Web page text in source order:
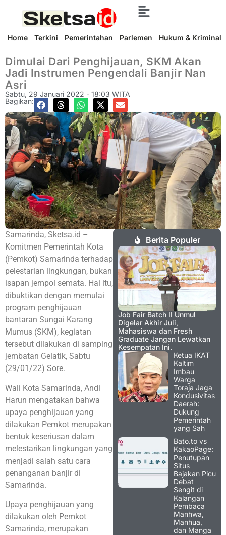
Home Terkini Pemerintahan Parlemen Hukum & Kriminal
Dimulai Dari Penghijauan, SKM Akan
Jadi Instrumen Pengendali Banjir Nan
Asri
Sabtu, 29 Januari 2022 - 18:03 WITA
Bagikan:
Samarinda, Sketsa.id –
Komitmen Pemerintah Kota
(Pemkot) Samarinda terhadap
pelestarian lingkungan, bukan
isapan jempol semata. Hal itu,
dibuktikan dengan memulai
program penghijauan
bantaran Sungai Karang
Mumus (SKM), kegiatan
tersebut dilakukan di samping
jembatan Gelatik, Sabtu
(29/01/22) Sore.
Wali Kota Samarinda, Andi
Harun mengatakan bahwa
upaya penghijauan yang
dilakukan Pemkot merupakan
bentuk keseriusan dalam
melestarikan lingkungan yang
menjadi salah satu cara
penanganan banjir di
Samarinda.
Upaya penghijauan yang
dilakukan oleh Pemkot
Samarinda, merupakan
Berita Populer
Job Fair Batch II Unmul
Digelar Akhir Juli,
Mahasiswa dan Fresh
Graduate Jangan Lewatkan
Kesempatan Ini.
Ketua IKAT
Kaltim
Imbau
Warga
Toraja Jaga
Kondusivitas
Daerah:
Dukung
Pemerintah
yang Sah
Bato.to vs
KakaoPage:
Penutupan
Situs
Bajakan Picu
Debat
Sengit di
Kalangan
Pembaca
Manhwa,
Manhua,
dan Manga